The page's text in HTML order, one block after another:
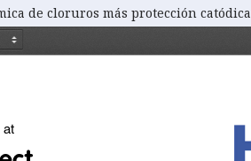
de cloruros más protección catódica